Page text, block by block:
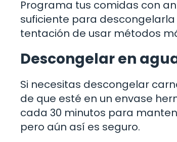
Programa tus comidas con
suficiente para
tentación de usar métodos
Descongelar en
Si necesitas descongelar
de que esté en un envase
cada 30 minutos para
pero aún así es seguro.